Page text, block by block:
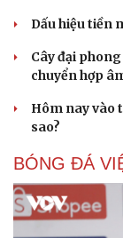
Dấu hiệu tiền
Cây đại
chuyển hợp
Hôm nay vào
sao?
BÓNG ĐÁ